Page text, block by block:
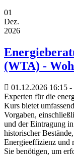
01
Dez.
2026
(WTA) -
01.12.2026 16:15 -
Experten für die
Kurs bietet
Vorgaben,
und der Eintragung
historischer
Energieeffizienz und
Sie benötigen, um